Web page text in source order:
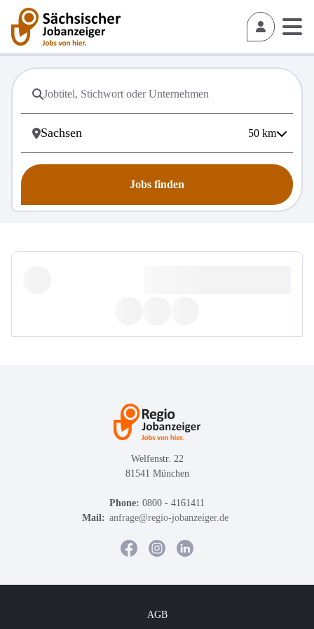
50 km
Jobs finden
Welfenstr. 22
81541 München
Phone: 0800 - 4161411
Mail: anfrage@regio-jobanzeiger.de
AGB